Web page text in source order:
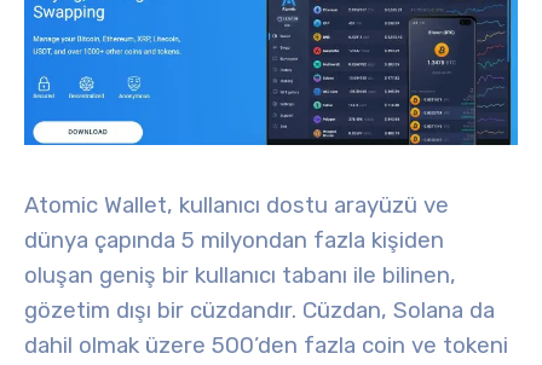
Atomic Wallet, kullanıcı dostu arayüzü ve
dünya çapında 5 milyondan fazla kişiden
oluşan geniş bir kullanıcı tabanı ile bilinen,
gözetim dışı bir cüzdandır. Cüzdan, Solana da
dahil olmak üzere 500’den fazla coin ve tokeni